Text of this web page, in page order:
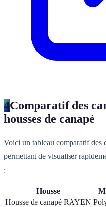
4Comparatif des
housses de canapé
Voici un tableau comparatif des
permettant de visualiser
:
Housse
Housse de canapé RAYEN